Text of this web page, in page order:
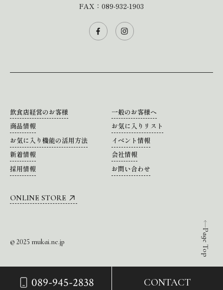
089-945-2838 CONTACT
Page Top
FAX：089-932-1903
飲食店経営のお客様
一般のお客様へ
商品情報
お気に入りリスト
お気に入り機能の活用方法
イベント情報
新着情報
会社情報
採用情報
お問い合わせ
ONLINE STORE
© 2025 mukai.ne.jp